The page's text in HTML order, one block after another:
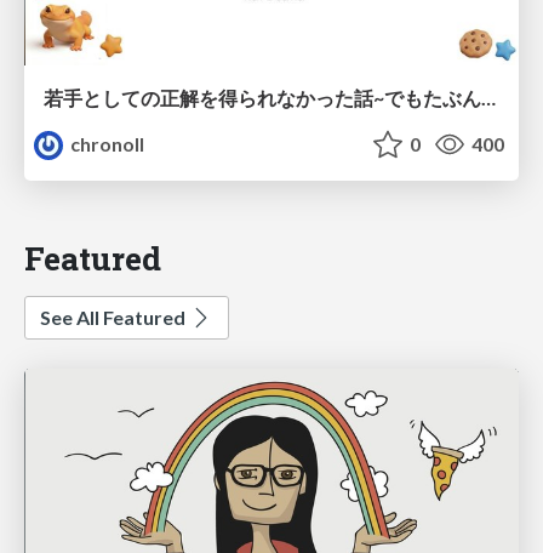
若手としての正解を得られなかった話~でもたぶん生きのこれる~
chronoll
0 400
Featured
See All Featured